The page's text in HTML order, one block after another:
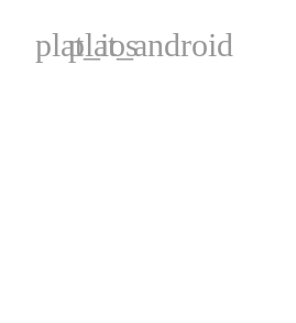
plat_ios
plat_android